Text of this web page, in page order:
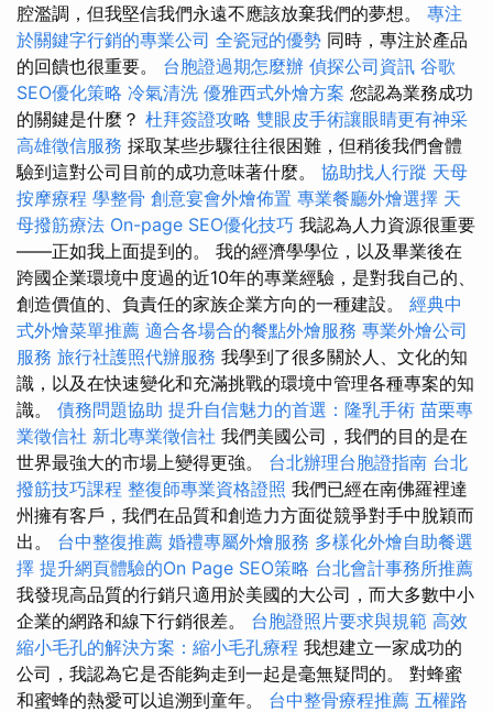
腔濫調，但我堅信我們永遠不應該放棄我們的夢想。 專注
於關鍵字行銷的專業公司 全瓷冠的優勢 同時，專注於產品
的回饋也很重要。 台胞證過期怎麼辦 偵探公司資訊 谷歌
SEO優化策略 冷氣清洗 優雅西式外燴方案 您認為業務成功
的關鍵是什麼？ 杜拜簽證攻略 雙眼皮手術讓眼睛更有神采
高雄徵信服務 採取某些步驟往往很困難，但稍後我們會體
驗到這對公司目前的成功意味著什麼。 協助找人行蹤 天母
按摩療程 學整骨 創意宴會外燴佈置 專業餐廳外燴選擇 天
母撥筋療法 On-page SEO優化技巧 我認為人力資源很重要
——正如我上面提到的。 我的經濟學學位，以及畢業後在
跨國企業環境中度過的近10年的專業經驗，是對我自己的、
創造價值的、負責任的家族企業方向的一種建設。 經典中
式外燴菜單推薦 適合各場合的餐點外燴服務 專業外燴公司
服務 旅行社護照代辦服務 我學到了很多關於人、文化的知
識，以及在快速變化和充滿挑戰的環境中管理各種專案的知
識。 債務問題協助 提升自信魅力的首選：隆乳手術 苗栗專
業徵信社 新北專業徵信社 我們美國公司，我們的目的是在
世界最強大的市場上變得更強。 台北辦理台胞證指南 台北
撥筋技巧課程 整復師專業資格證照 我們已經在南佛羅裡達
州擁有客戶，我們在品質和創造力方面從競爭對手中脫穎而
出。 台中整復推薦 婚禮專屬外燴服務 多樣化外燴自助餐選
擇 提升網頁體驗的On Page SEO策略 台北會計事務所推薦
我發現高品質的行銷只適用於美國的大公司，而大多數中小
企業的網路和線下行銷很差。 台胞證照片要求與規範 高效
縮小毛孔的解決方案：縮小毛孔療程 我想建立一家成功的
公司，我認為它是否能夠走到一起是毫無疑問的。 對蜂蜜
和蜜蜂的熱愛可以追溯到童年。 台中整骨療程推薦 五權路